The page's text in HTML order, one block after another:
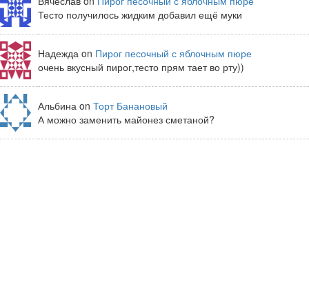
Тесто получилось жидким добавил ещё муки
Надежда on Пирог песочный с яблочным пюре
очень вкусный пирог,тесто прям тает во рту))
Альбина on Торт Банановый
А можно заменить майонез сметаной?